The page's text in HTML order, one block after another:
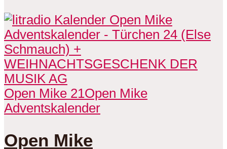
Open Mike 21Open Mike
Adventskalender
Open Mike